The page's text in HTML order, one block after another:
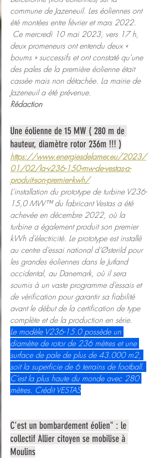
commune de Jazeneuil. Les éoliennes ont
été montées entre février et mars 2022.
deux promeneurs ont entendu deux «
boums » successifs et ont constaté qu'une
des pales de la première éolienne était
cassée mais non détachée. La mairie de
Jazeneuil a été prévenue.
Rédaction
Une éolienne de 15 MW ( 280 m de
hauteur, diamètre rotor 236m !!! )
https://www.energiesdelamer.eu/2023/
01/02/la-v236-150-mw-de-vestas-a-
produit-son-premier-kwh/
L’installation du prototype de turbine V236-
15,0 MW™ du fabricant Vestas a été
achevée en décembre 2022, où la
turbine a également produit son premier
kWh d’électricité. Le prototype est installé
au centre d’essai national d’Østerild pour
les grandes éoliennes dans le Jutland
occidental, au Danemark, où il sera
soumis à un vaste programme d’essais et
de vérification pour garantir sa fiabilité
avant le début de la certification de type
complète et de la production en série.
Le modèle V236-15.0 possède un
diamètre de rotor de 236 mètres et une
surface de pale de plus de 43.000 m2,
soit la superficie de 6 terrains de football.
C’est la plus haute du monde avec 280
mètres. Crédit VESTAS
C'est un bombardement éolien" : le
collectif Allier citoyen se mobilise à
Moulins